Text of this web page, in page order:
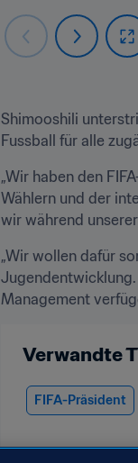
Shimooshili
Fussball für alle
„Wir haben den
Wählern und der
wir während
„Wir wollen dafür
Management
Verwandte
FIFA-Präsident